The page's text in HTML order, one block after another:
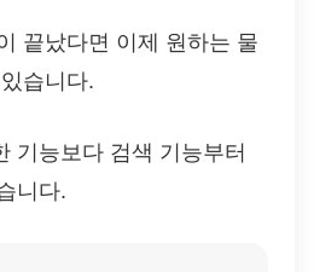
끝났다면 이제 원하는 물
습니다.
기능보다 검색 기능부터
니다.